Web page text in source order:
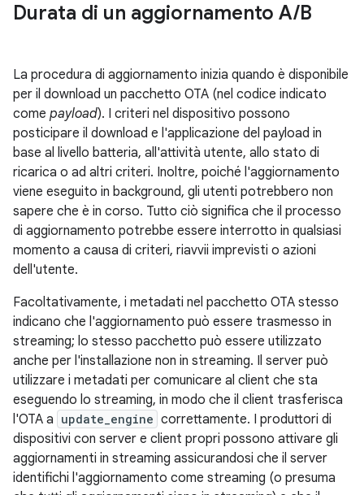
Durata di un aggiornamento A/B
La procedura di aggiornamento inizia quando è disponibile
per il download un pacchetto OTA (nel codice indicato
come payload). I criteri nel dispositivo possono
posticipare il download e l'applicazione del payload in
base al livello batteria, all'attività utente, allo stato di
ricarica o ad altri criteri. Inoltre, poiché l'aggiornamento
viene eseguito in background, gli utenti potrebbero non
sapere che è in corso. Tutto ciò significa che il processo
di aggiornamento potrebbe essere interrotto in qualsiasi
momento a causa di criteri, riavvii imprevisti o azioni
dell'utente.
Facoltativamente, i metadati nel pacchetto OTA stesso
indicano che l'aggiornamento può essere trasmesso in
streaming; lo stesso pacchetto può essere utilizzato
anche per l'installazione non in streaming. Il server può
utilizzare i metadati per comunicare al client che sta
eseguendo lo streaming, in modo che il client trasferisca
l'OTA a update_engine correttamente. I produttori di
dispositivi con server e client propri possono attivare gli
aggiornamenti in streaming assicurandosi che il server
identifichi l'aggiornamento come streaming (o presuma